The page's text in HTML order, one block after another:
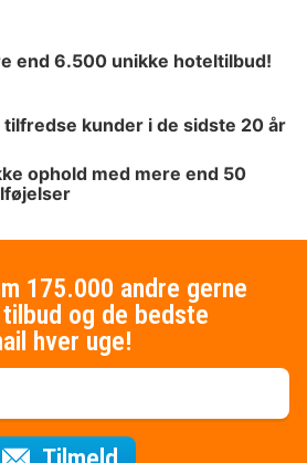
end 6.500 unikke hoteltilbud!
kunder i de sidste 20 år
ophold med mere end 50
175.000 andre gerne
og de bedste
hver uge!